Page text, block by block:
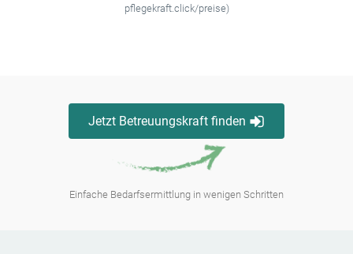
pflegekraft.click/preise)
Jetzt Betreuungskraft finden
Einfache Bedarfsermittlung in wenigen Schritten